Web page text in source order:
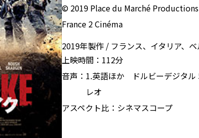
© 2019 Place du Marché
France 2 Cinéma
2019年製作
フランス、イタリア、
上映時間： 112分
音声： 1.英語ほか ドルビーデジタ
レオ
アスペクト比： シネマスコープ